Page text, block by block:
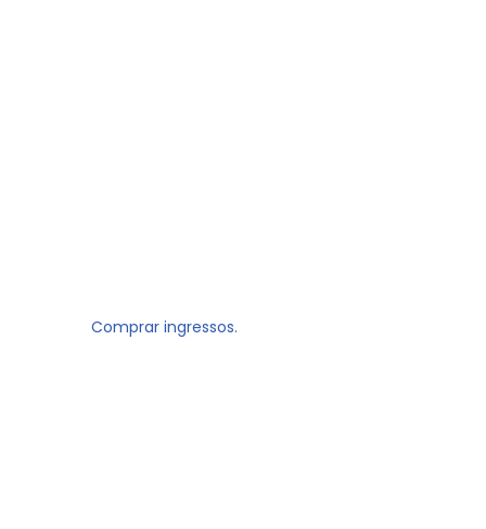
Comprar ingressos.